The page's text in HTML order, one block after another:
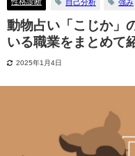
自己分析 強み
動物占い「こじか」
いる職業をまとめて
2025年1月4日